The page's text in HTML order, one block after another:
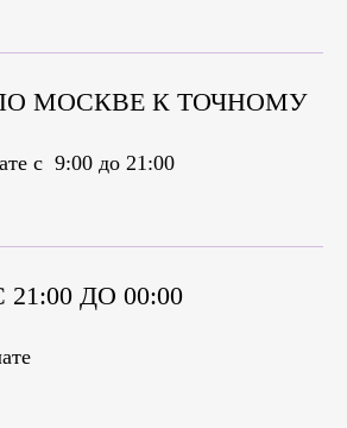
МОСКВЕ К ТОЧНОМУ
c 9:00 до 21:00
ДО 00:00